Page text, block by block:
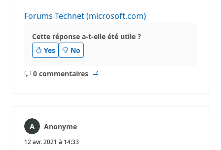
Forums Technet (microsoft.com)
Cette réponse a-t-elle été utile ?
Yes
No
0 commentaires
Aucun
Anonyme
12 avr. 2021 à 14:33